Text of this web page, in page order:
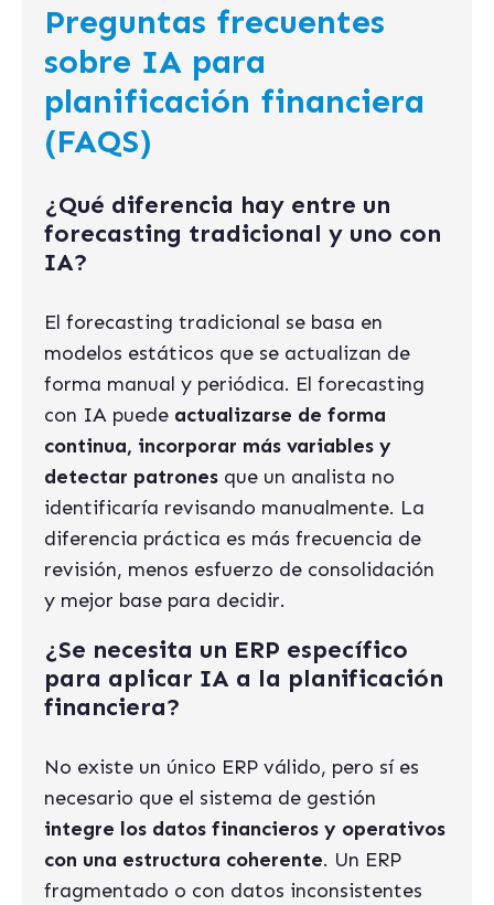
Preguntas frecuentes
sobre IA para
planificación financiera
(FAQS)
¿Qué diferencia hay entre un
forecasting tradicional y uno con
IA?
El forecasting tradicional se basa en
modelos estáticos que se actualizan de
forma manual y periódica. El forecasting
con IA puede actualizarse de forma
continua, incorporar más variables y
detectar patrones que un analista no
identificaría revisando manualmente. La
diferencia práctica es más frecuencia de
revisión, menos esfuerzo de consolidación
y mejor base para decidir.
¿Se necesita un ERP específico
para aplicar IA a la planificación
financiera?
No existe un único ERP válido, pero sí es
necesario que el sistema de gestión
integre los datos financieros y operativos
con una estructura coherente. Un ERP
fragmentado o con datos inconsistentes